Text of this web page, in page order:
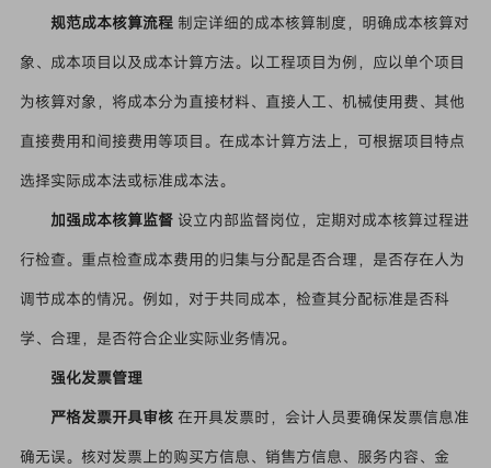
规范成本核算流程制定详细的成本核算制度，明确成本核算对
象、成本项目以及成本计算方法。以工程项目为例，应以单个项目
为核算对象，将成本分为直接材料、直接人工、机械使用费、其他
直接费用和间接费用等项目。在成本计算方法上，可根据项目特点
选择实际成本法或标准成本法。
加强成本核算监督设立内部监督岗位，定期对成本核算过程进
行检查。重点检查成本费用的归集与分配是否合理，是否存在人为
调节成本的情况。例如，对于共同成本，检查其分配标准是否科
学、合理，是否符合企业实际业务情况。
强化发票管理
严格发票开具审核在开具发票时，会计人员要确保发票信息准
确无误。核对发票上的购买方信息、销售方信息、服务内容、金